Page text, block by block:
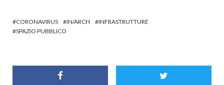
CORONAVIRUS IN/ARCH
INFRASTRUTTURE
SPAZIO PUBBLICO